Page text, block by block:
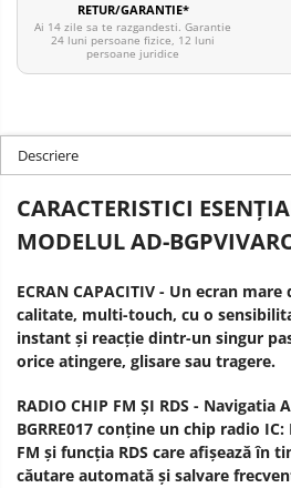
RETUR/GARANTIE*
Ai 14 zile sa te razgandesti. Garantie
24 luni persoane fizice, 12 luni
persoane juridice
Descriere
CARACTERISTICI
MODELUL AD-
ECRAN CAPACITIV - Un ecran
calitate, multi-touch, cu o
instant și reacție dintr-un singur
orice atingere, glisare sau tragere.
RADIO CHIP FM ȘI RDS - Navigatia
BGRRE017 conține un chip radio
FM și funcția RDS care afișează în
căutare automată și salvare